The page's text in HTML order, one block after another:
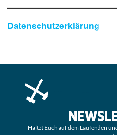
Datenschutzerklärung
Haltet Euch auf dem Laufenden